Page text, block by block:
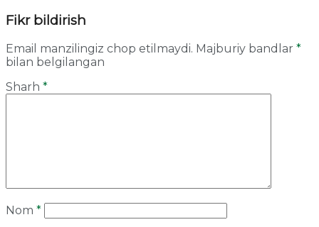
Fikr bildirish
Email manzilingiz chop etilmaydi. Majburiy bandlar *
bilan belgilangan
Sharh *
Nom *